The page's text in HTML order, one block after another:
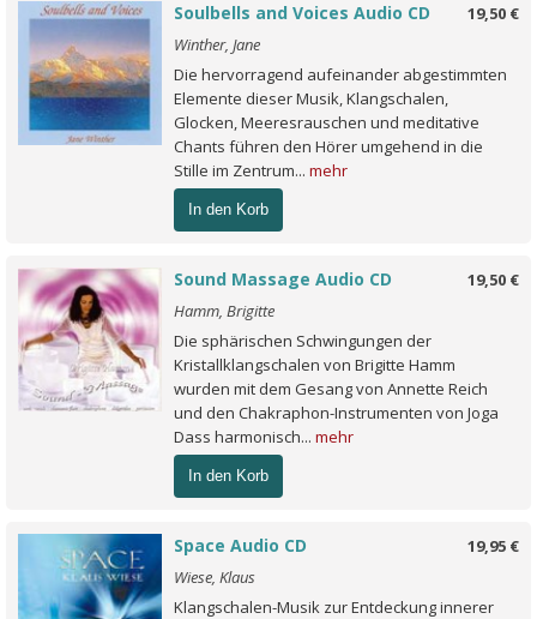
19,50 €
Soulbells and Voices Audio CD
Winther, Jane
Die hervorragend aufeinander abgestimmten
Elemente dieser Musik, Klangschalen,
Glocken, Meeresrauschen und meditative
Chants führen den Hörer umgehend in die
Stille im Zentrum... mehr
In den Korb
19,50 €
Sound Massage Audio CD
Hamm, Brigitte
Die sphärischen Schwingungen der
Kristallklangschalen von Brigitte Hamm
wurden mit dem Gesang von Annette Reich
und den Chakraphon-Instrumenten von Joga
Dass harmonisch... mehr
In den Korb
19,95 €
Space Audio CD
Wiese, Klaus
Klangschalen-Musik zur Entdeckung innerer